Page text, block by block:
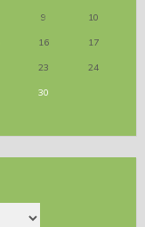
9
10
16
17
23
24
30